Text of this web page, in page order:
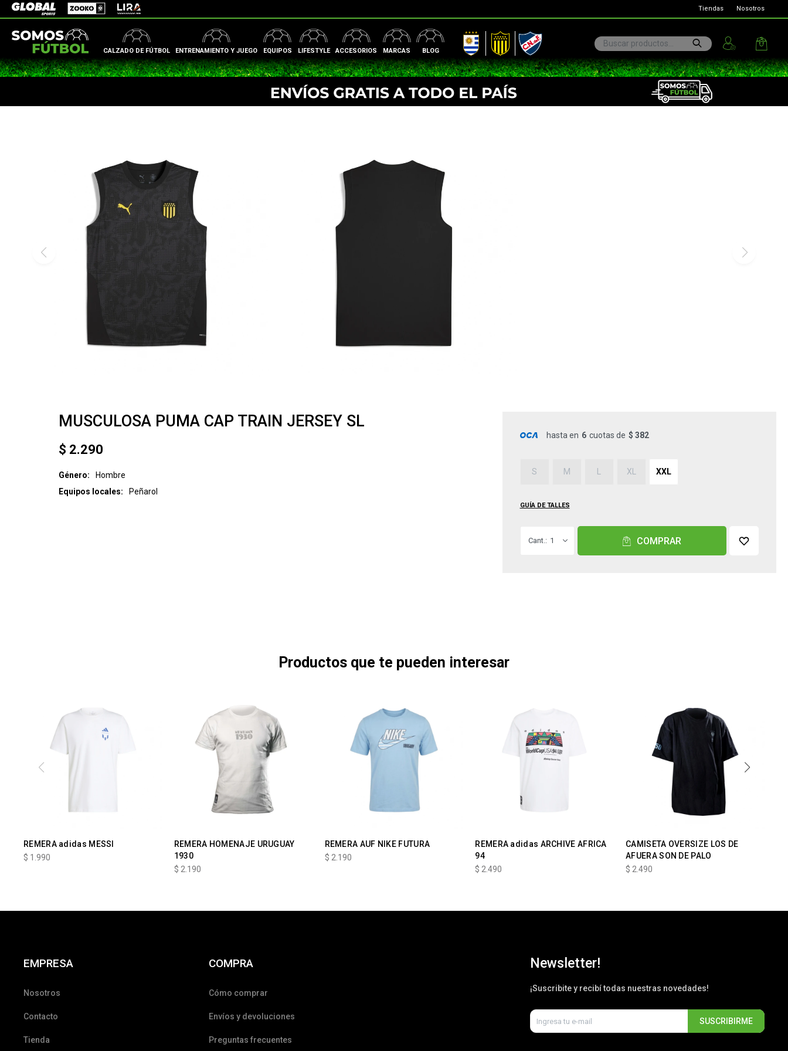
CALZADO DE FÚTBOL ENTRENAMIENTO Y JUEGO EQUIPOS LIFESTYLE ACCESORIOS MARCAS BLOG
AUF Peñarol Nacional
Global Sports Zooko Lira Tiendas Nosotros
MUSCULOSA PUMA CAP TRAIN JERSEY SL
$ 2.290
Género
Hombre
Equipos locales
Peñarol
hasta en 6 cuotas de $ 382
S M L XL XXL
GUÍA DE TALLES
1 COMPRAR
Productos que te pueden interesar
REMERA adidas MESSI
$ 1.990
REMERA HOMENAJE URUGUAY
1930
$ 2.190
REMERA AUF NIKE FUTURA
$ 2.190
REMERA adidas ARCHIVE AFRICA
94
$ 2.490
CAMISETA OVERSIZE LOS DE
AFUERA SON DE PALO
$ 2.490
EMPRESA
Nosotros
Contacto
Tienda
COMPRA
Cómo comprar
Envíos y devoluciones
Preguntas frecuentes
Newsletter!
¡Suscribite y recibí todas nuestras novedades!
SUSCRIBIRME